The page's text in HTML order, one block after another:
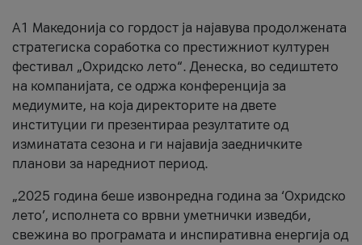
A1 Македонија со гордост ја најавува продолжената
стратегиска соработка со престижниот културен
фестивал „Охридско лето“. Денеска, во седиштето
на компанијата, се одржа конференција за
медиумите, на која директорите на двете
институции ги презентираа резултатите од
изминатата сезона и ги најавија заедничките
планови за наредниот период.
„2025 година беше извонредна година за ‘Охридско
лето’, исполнета со врвни уметнички изведби,
свежина во програмата и инспиративна енергија од